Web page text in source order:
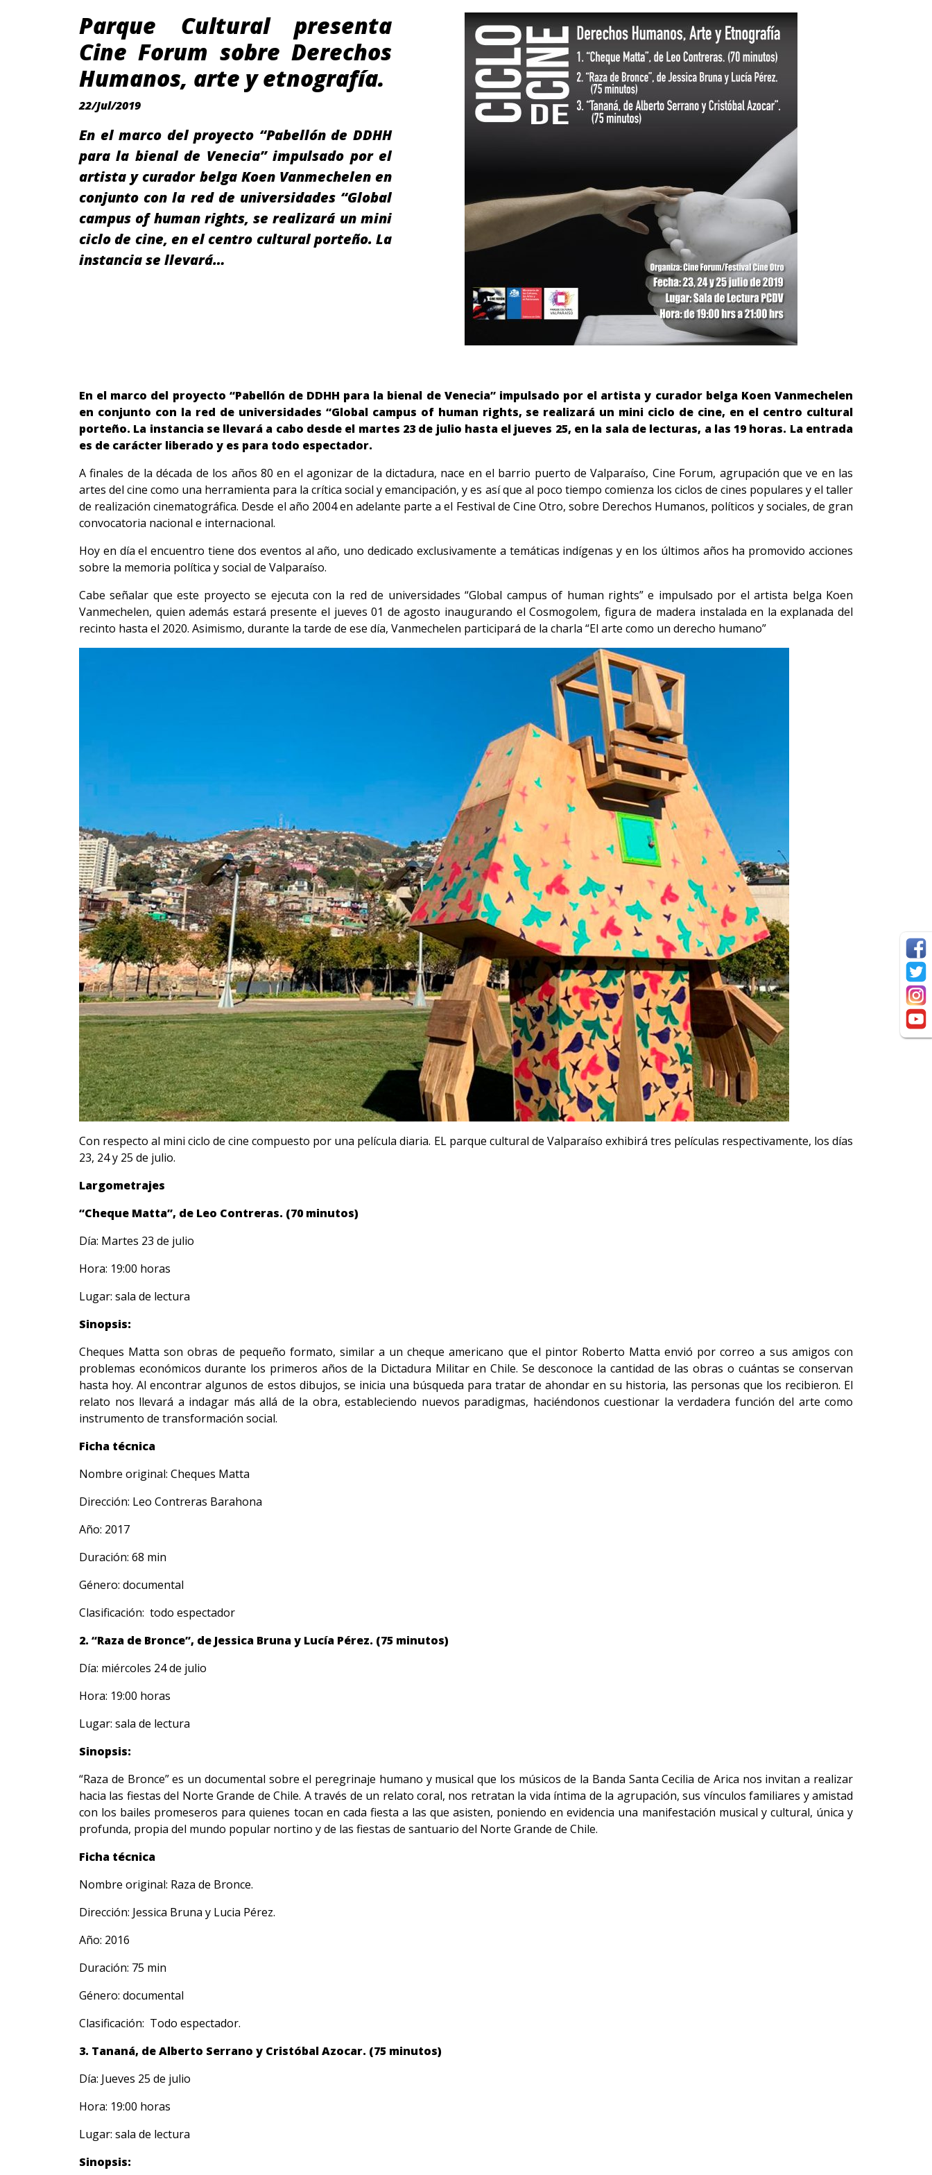
Parque Cultural presenta
Cine Forum sobre Derechos
Humanos, arte y etnografía.
22/Jul/2019
En el marco del proyecto “Pabellón de DDHH
para la bienal de Venecia” impulsado por el
artista y curador belga Koen Vanmechelen en
conjunto con la red de universidades “Global
campus of human rights, se realizará un mini
ciclo de cine, en el centro cultural porteño. La
instancia se llevará…
En el marco del proyecto “Pabellón de DDHH para la bienal de Venecia” impulsado por el artista y curador belga Koen Vanmechelen
en conjunto con la red de universidades “Global campus of human rights, se realizará un mini ciclo de cine, en el centro cultural
porteño. La instancia se llevará a cabo desde el martes 23 de julio hasta el jueves 25, en la sala de lecturas, a las 19 horas. La entrada
es de carácter liberado y es para todo espectador.
A finales de la década de los años 80 en el agonizar de la dictadura, nace en el barrio puerto de Valparaíso, Cine Forum, agrupación que ve en las
artes del cine como una herramienta para la crítica social y emancipación, y es así que al poco tiempo comienza los ciclos de cines populares y el taller
de realización cinematográfica. Desde el año 2004 en adelante parte a el Festival de Cine Otro, sobre Derechos Humanos, políticos y sociales, de gran
convocatoria nacional e internacional.
Hoy en día el encuentro tiene dos eventos al año, uno dedicado exclusivamente a temáticas indígenas y en los últimos años ha promovido acciones
sobre la memoria política y social de Valparaíso.
Cabe señalar que este proyecto se ejecuta con la red de universidades “Global campus of human rights” e impulsado por el artista belga Koen
Vanmechelen, quien además estará presente el jueves 01 de agosto inaugurando el Cosmogolem, figura de madera instalada en la explanada del
recinto hasta el 2020. Asimismo, durante la tarde de ese día, Vanmechelen participará de la charla “El arte como un derecho humano”
Con respecto al mini ciclo de cine compuesto por una película diaria. EL parque cultural de Valparaíso exhibirá tres películas respectivamente, los días
23, 24 y 25 de julio.
Largometrajes
“Cheque Matta”, de Leo Contreras. (70 minutos)
Día: Martes 23 de julio
Hora: 19:00 horas
Lugar: sala de lectura
Sinopsis:
Cheques Matta son obras de pequeño formato, similar a un cheque americano que el pintor Roberto Matta envió por correo a sus amigos con
problemas económicos durante los primeros años de la Dictadura Militar en Chile. Se desconoce la cantidad de las obras o cuántas se conservan
hasta hoy. Al encontrar algunos de estos dibujos, se inicia una búsqueda para tratar de ahondar en su historia, las personas que los recibieron. El
relato nos llevará a indagar más allá de la obra, estableciendo nuevos paradigmas, haciéndonos cuestionar la verdadera función del arte como
instrumento de transformación social.
Ficha técnica
Nombre original: Cheques Matta
Dirección: Leo Contreras Barahona
Año: 2017
Duración: 68 min
Género: documental
Clasificación: todo espectador
2. “Raza de Bronce”, de Jessica Bruna y Lucía Pérez. (75 minutos)
Día: miércoles 24 de julio
Hora: 19:00 horas
Lugar: sala de lectura
Sinopsis:
“Raza de Bronce” es un documental sobre el peregrinaje humano y musical que los músicos de la Banda Santa Cecilia de Arica nos invitan a realizar
hacia las fiestas del Norte Grande de Chile. A través de un relato coral, nos retratan la vida íntima de la agrupación, sus vínculos familiares y amistad
con los bailes promeseros para quienes tocan en cada fiesta a las que asisten, poniendo en evidencia una manifestación musical y cultural, única y
profunda, propia del mundo popular nortino y de las fiestas de santuario del Norte Grande de Chile.
Ficha técnica
Nombre original: Raza de Bronce.
Dirección: Jessica Bruna y Lucia Pérez.
Año: 2016
Duración: 75 min
Género: documental
Clasificación: Todo espectador.
3. Tananá, de Alberto Serrano y Cristóbal Azocar. (75 minutos)
Día: Jueves 25 de julio
Hora: 19:00 horas
Lugar: sala de lectura
Sinopsis: